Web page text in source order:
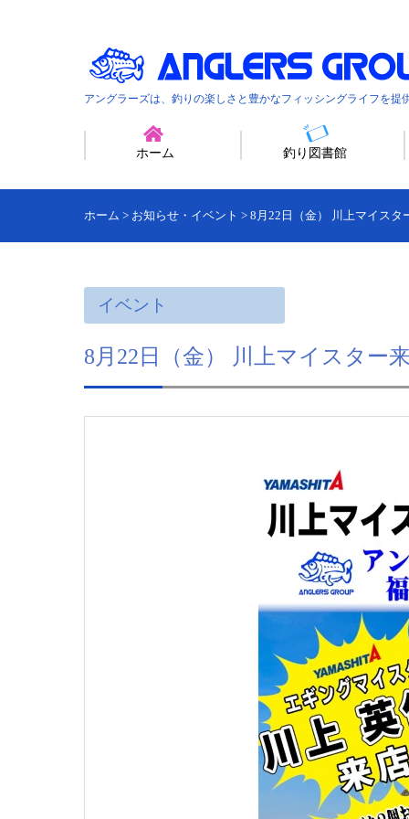
アングラーズは、釣りの楽しさと豊かなフィッシングライフを提
ホーム 釣り図書館
ホーム > お知らせ・イベント > 8月22日（金） 川上マイスタ
イベント
8月22日（金） 川上マイスター